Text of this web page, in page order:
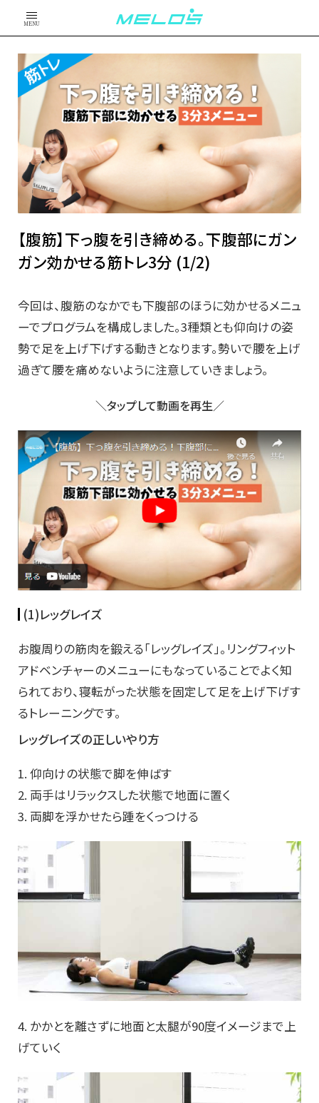
MENU
【腹筋】下っ腹を引き締める。下腹部にガン
ガン効かせる筋トレ3分 (1/2)
今回は、腹筋のなかでも下腹部のほうに効かせるメニュ
ーでプログラムを構成しました。3種類とも仰向けの姿
勢で足を上げ下げする動きとなります。勢いで腰を上げ
過ぎて腰を痛めないように注意していきましょう。
＼タップして動画を再生／
(1)レッグレイズ
お腹周りの筋肉を鍛える「レッグレイズ」。リングフィット
アドベンチャーのメニューにもなっていることでよく知
られており、寝転がった状態を固定して足を上げ下げす
るトレーニングです。
レッグレイズの正しいやり方
1. 仰向けの状態で脚を伸ばす
2. 両手はリラックスした状態で地面に置く
3. 両脚を浮かせたら踵をくっつける
4. かかとを離さずに地面と太腿が90度イメージまで上
げていく